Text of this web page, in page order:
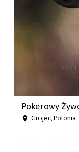
Pokerowy
Grojec, Polonia